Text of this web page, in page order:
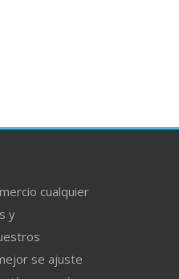
cualquier
y
se ajuste